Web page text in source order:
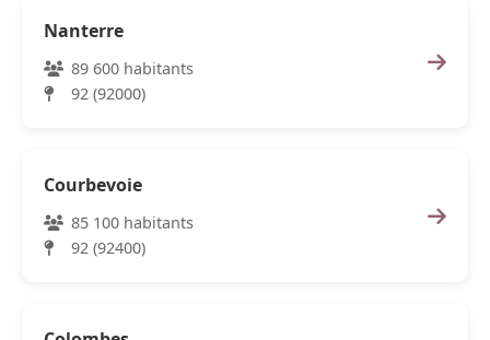
Nanterre
89 600 habitants
92 (92000)
Courbevoie
85 100 habitants
92 (92400)